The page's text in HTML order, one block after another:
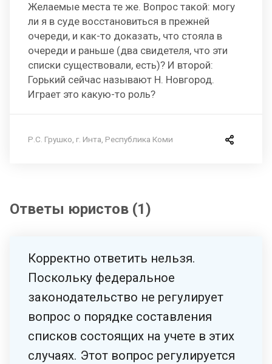
Желаемые места те же. Вопрос такой: могу
ли я в суде восстановиться в прежней
очереди, и как-то доказать, что стояла в
очереди и раньше (два свидетеля, что эти
списки существовали, есть)? И второй:
Горький сейчас называют Н. Новгород.
Играет это какую-то роль?
Р.С. Грушко, г. Инта, Республика Коми
Ответы юристов (1)
Корректно ответить нельзя.
Поскольку федеральное
законодательство не регулирует
вопрос о порядке составления
списков состоящих на учете в этих
случаях. Этот вопрос регулируется